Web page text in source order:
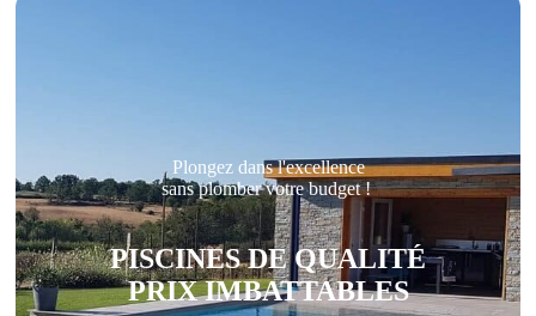
Plongez dans l'excellence
sans plomber votre budget !
PISCINES DE QUALITÉ
PRIX IMBATTABLES